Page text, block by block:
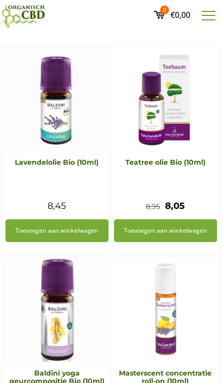
0 €0,00
Lavendelolie Bio (10ml)
8,45
Toevoegen aan winkelwagen
Teatree olie Bio (10ml)
8,95
prijs
8,05Huidige
prijs
Toevoegen aan winkelwagen
Baldini yoga
geurcompositie Bio (10ml)
Masterscent concentratie
roll-on (10ml)